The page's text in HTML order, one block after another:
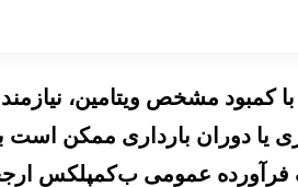
کمبود مشخص ویتامین،
دوران بارداری ممکن است
فرآورده عمومی ب‌کمپلکس